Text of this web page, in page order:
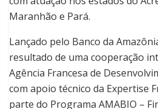
Maranhão e Pará.
Lançado pelo Banco da
resultado de uma cooperação
Agência Francesa de
com apoio técnico da Expertise
parte do Programa AMABIO –